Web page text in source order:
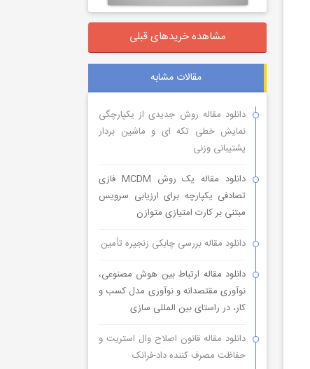
مشاهده خریدهای قبلی
مقالات مشابه
دانلود مقاله روش جدیدی از یکپارچگی
نمایش خطی تکه ای و ماشین بردار
پشتیبانی وزنی
دانلود مقاله یک روش MCDM فازی
تصادفی یکپارچه برای ارزیابی سرویس
مبتنی بر کارت امتیازی متوازن
دانلود مقاله بررسی چابکی زنجیره تأمین
دانلود مقاله ارتباط بین هوش مصنوعی،
نوآوری مقتصدانه و نوآوری مدل کسب و
کار، در راستای بین المللی سازی
دانلود مقاله قانون اصلاح وال استریت و
حفاظت مصرف کننده داد-فرانک